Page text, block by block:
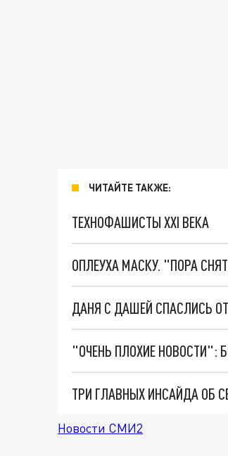
ЧИТАЙТЕ ТАКЖЕ:
ТЕХНОФАШИСТЫ XXI ВЕКА
ОПЛЕУХА МАСКУ. "ПОРА
ДАНЯ С ДАШЕЙ СПАСЛИСЬ
Новости СМИ2